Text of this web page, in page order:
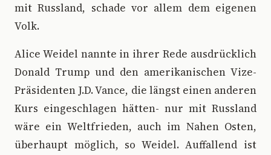
mit Russland, schade vor allem dem eigenen
Volk.
Alice Weidel nannte in ihrer Rede ausdrücklich
Donald Trump und den amerikanischen Vize-
Präsidenten J.D. Vance, die längst einen anderen
Kurs eingeschlagen hätten- nur mit Russland
wäre ein Weltfrieden, auch im Nahen Osten,
überhaupt möglich, so Weidel. Auffallend ist